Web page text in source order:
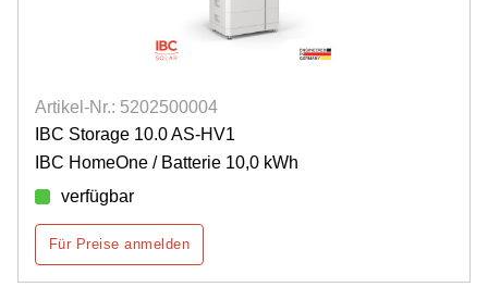
Artikel-Nr.: 5202500004
IBC Storage 10.0 AS-HV1
IBC HomeOne / Batterie 10,0 kWh
verfügbar
Für Preise anmelden